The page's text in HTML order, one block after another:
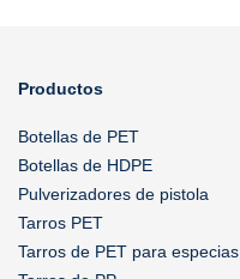
Productos
Botellas de PET
Botellas de HDPE
Pulverizadores de pistola
Tarros PET
Tarros de PET para especias